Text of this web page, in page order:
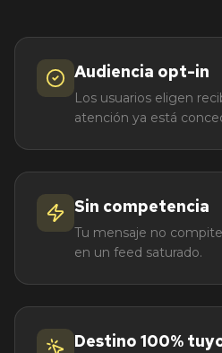
Audiencia opt-in
Los usuarios eligen
atención ya está
Sin competencia
Tu mensaje no
en un feed saturado.
Destino 100%